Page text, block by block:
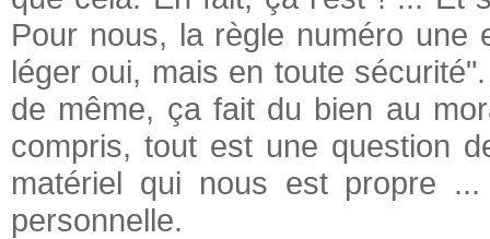
Pour nous, la règle numéro une
léger oui, mais en toute
de même, ça fait du bien au
compris, tout est une question
matériel qui nous est propre
personnelle.